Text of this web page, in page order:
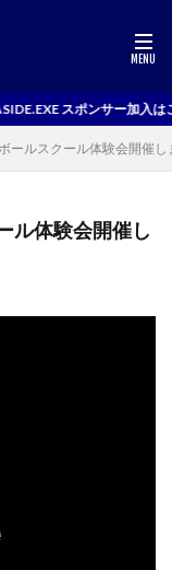
スポンサー加入は
ールスクール体験会開催し
ル体験会開催し